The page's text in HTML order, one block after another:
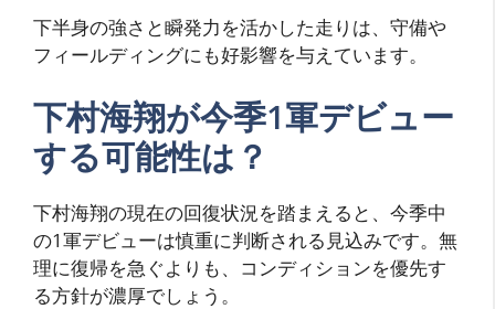
下半身の強さと瞬発力を活かした走りは、守備や
フィールディングにも好影響を与えています。
下村海翔が今季1軍デビュー
する可能性は？
下村海翔の現在の回復状況を踏まえると、今季中
の1軍デビューは慎重に判断される見込みです。無
理に復帰を急ぐよりも、コンディションを優先す
る方針が濃厚でしょう。